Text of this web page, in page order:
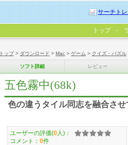
トップ> ダウンロード > Mac > ゲーム > クイズ・パズル
ソフト詳細 レビュー
五色霧中(68k)
色の違うタイル同志を融合さ
ユーザーの評価(0 人)：
コメント： 0件
サーチトレ
トップ